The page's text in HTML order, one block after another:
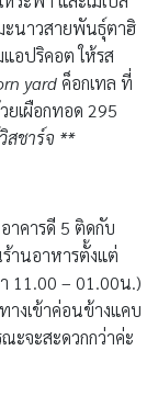
ะนาวสายพันธุ์ตาฮิ
แอปริคอต ให้รส
yard ค็อกเทล ที่
ยเผือกทอด 295
สชาร์จ **
าคารดี 5 ติดกับ
านอาหารตั้งแต่
11.00 – 01.00น.)
างเข้าค่อนข้างแคบ
ะจะสะดวกกว่าค่ะ